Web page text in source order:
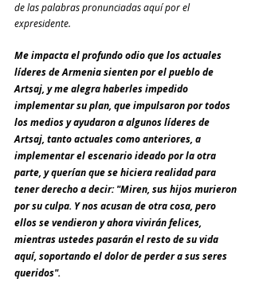
de las palabras pronunciadas aquí por el
expresidente.
Me impacta el profundo odio que los actuales
líderes de Armenia sienten por el pueblo de
Artsaj, y me alegra haberles impedido
implementar su plan, que impulsaron por todos
los medios y ayudaron a algunos líderes de
Artsaj, tanto actuales como anteriores, a
implementar el escenario ideado por la otra
parte, y querían que se hiciera realidad para
tener derecho a decir: "Miren, sus hijos murieron
por su culpa. Y nos acusan de otra cosa, pero
ellos se vendieron y ahora vivirán felices,
mientras ustedes pasarán el resto de su vida
aquí, soportando el dolor de perder a sus seres
queridos".